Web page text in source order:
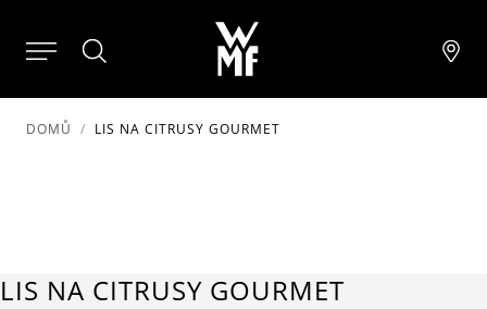
DOMŮ LIS NA CITRUSY GOURMET
LIS NA CITRUSY GOURMET